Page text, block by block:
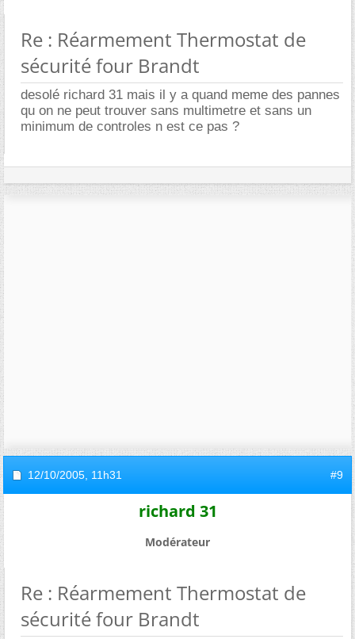
Re : Réarmement Thermostat de
sécurité four Brandt
desolé richard 31 mais il y a quand meme des pannes
qu on ne peut trouver sans multimetre et sans un
minimum de controles n est ce pas ?
12/10/2005, 11h31 #9
richard 31
Modérateur
Re : Réarmement Thermostat de
sécurité four Brandt